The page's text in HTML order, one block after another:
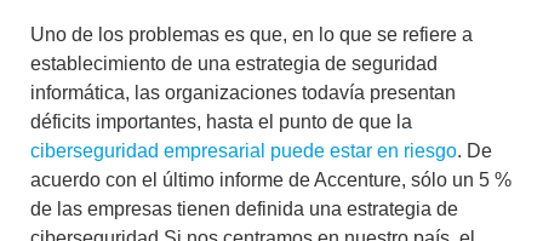
Uno de los problemas es que, en lo que se refiere a
establecimiento de una estrategia de seguridad
informática, las organizaciones todavía presentan
déficits importantes, hasta el punto de que la
ciberseguridad empresarial puede estar en riesgo. De
acuerdo con el último informe de Accenture, sólo un 5 %
de las empresas tienen definida una estrategia de